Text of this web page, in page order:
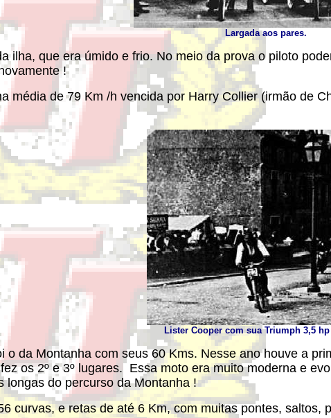
Largada aos pares.
ilha, que era úmido e frio. No meio da prova o piloto
!
média de 79 Km /h vencida por Harry Collier (irmão de
Lister Cooper com sua Triumph 3,5 hp
o da Montanha com seus 60 Kms. Nesse ano houve a
os 2º e 3º lugares. Essa moto era muito moderna e
longas do percurso da Montanha !
curvas, e retas de até 6 Km, com muitas pontes, saltos,